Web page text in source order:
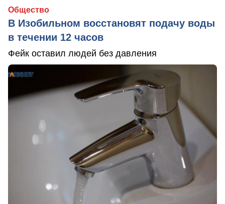
Общество
В Изобильном восстановят подачу воды
в течении 12 часов
Фейк оставил людей без давления